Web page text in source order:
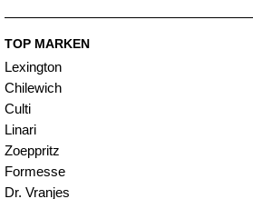
TOP MARKEN
Lexington
Chilewich
Culti
Linari
Zoeppritz
Formesse
Dr. Vranjes